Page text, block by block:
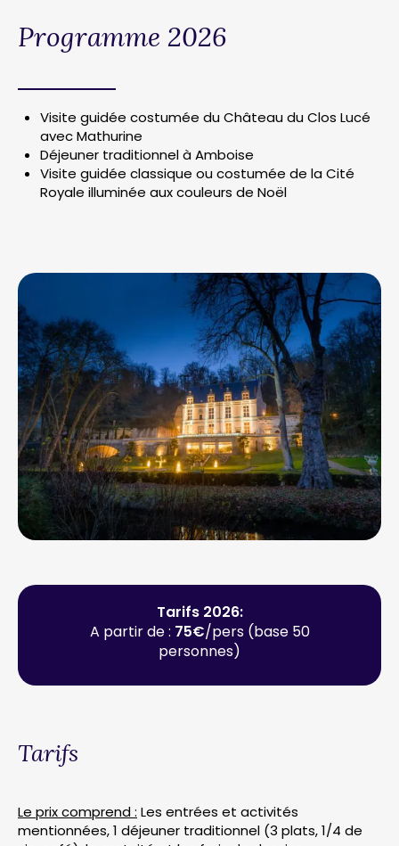
Programme 2026
Visite guidée costumée du Château du Clos Lucé
avec Mathurine
Déjeuner traditionnel à Amboise
Visite guidée classique ou costumée de la Cité
Royale illuminée aux couleurs de Noël
Tarifs 2026:
A partir de : 75€/pers (base 50
personnes)
Tarifs
Le prix comprend : Les entrées et activités
mentionnées, 1 déjeuner traditionnel (3 plats, 1/4 de